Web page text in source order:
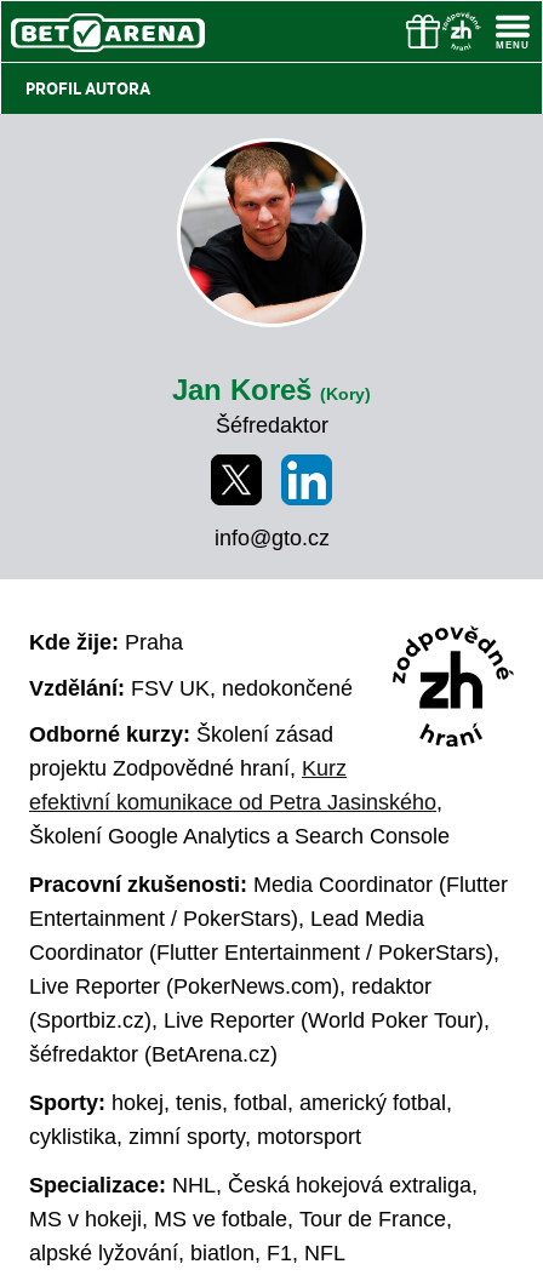
PROFIL AUTORA
Jan Koreš (Kory)
Šéfredaktor
info@gto.cz
Kde žije: Praha
Vzdělání: FSV UK, nedokončené
Odborné kurzy: Školení zásad
projektu Zodpovědné hraní, Kurz
efektivní komunikace od Petra Jasinského,
Školení Google Analytics a Search Console
Pracovní zkušenosti: Media Coordinator (Flutter
Entertainment / PokerStars), Lead Media
Coordinator (Flutter Entertainment / PokerStars),
Live Reporter (PokerNews.com), redaktor
(Sportbiz.cz), Live Reporter (World Poker Tour),
šéfredaktor (BetArena.cz)
Sporty: hokej, tenis, fotbal, americký fotbal,
cyklistika, zimní sporty, motorsport
Specializace: NHL, Česká hokejová extraliga,
MS v hokeji, MS ve fotbale, Tour de France,
alpské lyžování, biatlon, F1, NFL